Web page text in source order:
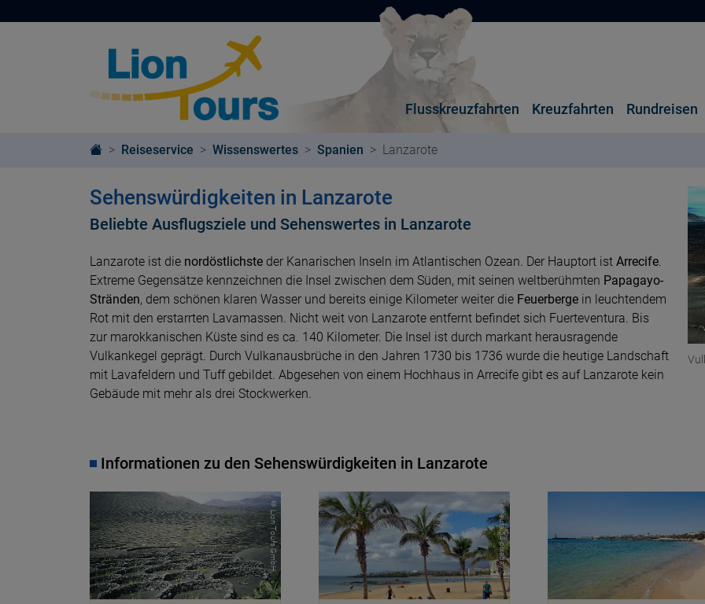
Flusskreuzfahrten Kreuzfahrten Rundreisen
Reiseservice Wissenswertes Spanien Lanzarote
Sehenswürdigkeiten in Lanzarote
Beliebte Ausflugsziele und Sehenswertes in Lanzarote
Lanzarote ist die nordöstlichste der Kanarischen Inseln im Atlantischen Ozean. Der Hauptort ist Arrecife.
Extreme Gegensätze kennzeichnen die Insel zwischen dem Süden, mit seinen weltberühmten Papagayo-
Stränden, dem schönen klaren Wasser und bereits einige Kilometer weiter die Feuerberge in leuchtendem
Rot mit den erstarrten Lavamassen. Nicht weit von Lanzarote entfernt befindet sich Fuerteventura. Bis
zur marokkanischen Küste sind es ca. 140 Kilometer. Die Insel ist durch markant herausragende
Vulkankegel geprägt. Durch Vulkanausbrüche in den Jahren 1730 bis 1736 wurde die heutige Landschaft
mit Lavafeldern und Tuff gebildet. Abgesehen von einem Hochhaus in Arrecife gibt es auf Lanzarote kein
Gebäude mit mehr als drei Stockwerken.
Informationen zu den Sehenswürdigkeiten in Lanzarote
© Lion Tours GmbH © neufal54 pixabay